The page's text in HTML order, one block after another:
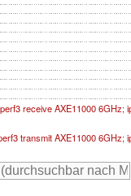
receive AXE11000 6GHz;
transmit AXE11000 6GHz;